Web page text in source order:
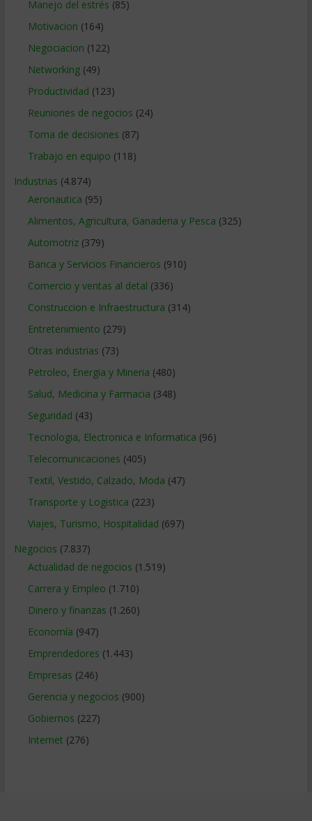
Manejo del estrés (85)
Motivacion (164)
Negociacion (122)
Networking(49)
Productividad (123)
Reuniones de negocios (24)
Toma de decisiones (87)
Trabajo en equipo (118)
Industrias (4.874)
Aeronautica (95)
Alimentos, Agricultura, Ganaderia y Pesca (325)
Automotriz(379)
Banca y Servicios Financieros (910)
Comercio y ventas al detal (336)
Construccion e Infraestructura (314)
Entretenimiento (279)
Otras industrias (73)
Petroleo, Energia y Mineria (480)
Salud, Medicina y Farmacia (348)
Seguridad (43)
Tecnologia, Electronica e Informatica (96)
Telecomunicaciones (405)
Textil, Vestido, Calzado, Moda (47)
Transporte y Logistica (223)
Viajes, Turismo, Hospitalidad (697)
Negocios (7.837)
Actualidad de negocios (1.519)
Carrera y Empleo (1.710)
Dinero y finanzas (1.260)
Economía (947)
Emprendedores (1.443)
Empresas (246)
Gerencia y negocios (900)
Gobiernos (227)
Internet (276)